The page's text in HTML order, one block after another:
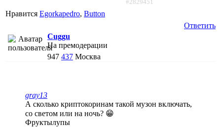
#2829451
Нравится Egorkapedro, Button
Ответить
Cuggu
На премодерации
947 437 Москва
gray13
А сколько криптокоринам такой музон включать,
со светом или на ночь? 😁
Фруктылупы